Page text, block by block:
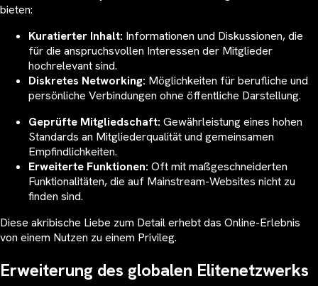
bieten:
Kuratierter Inhalt: Informationen und Diskussionen, die
für die anspruchsvollen Interessen der Mitglieder
hochrelevant sind.
Diskretes Networking: Möglichkeiten für berufliche und
persönliche Verbindungen ohne öffentliche Darstellung.
Geprüfte Mitgliedschaft: Gewährleistung eines hohen
Standards an Mitgliederqualität und gemeinsamen
Empfindlichkeiten.
Erweiterte Funktionen: Oft mit maßgeschneiderten
Funktionalitäten, die auf Mainstream-Websites nicht zu
finden sind.
Diese akribische Liebe zum Detail erhebt das Online-Erlebnis
von einem Nutzen zu einem Privileg.
Erweiterung des globalen Elitenetzwerks